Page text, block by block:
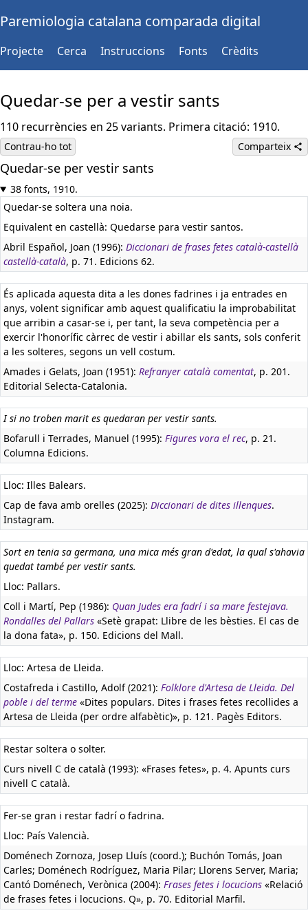
Paremiologia catalana comparada digital
Projecte Cerca Instruccions Fonts Crèdits
Quedar-se per a vestir sants
110 recurrències en 25 variants. Primera citació: 1910.
Contrau-ho tot Comparteix
Castellà:Quedarse para vestir santos (o imágenes)
Quedar-se per vestir sants
38 fonts, 1910.
Quedar-se soltera una noia.
Equivalent en castellà: Quedarse para vestir santos.
Abril Español, Joan (1996): Diccionari de frases fetes català-castellà
castellà-català, p. 71. Edicions 62.
És aplicada aquesta dita a les dones fadrines i ja entrades en
anys, volent significar amb aquest qualificatiu la improbabilitat
que arribin a casar-se i, per tant, la seva competència per a
exercir l'honorífic càrrec de vestir i abillar els sants, sols conferit
a les solteres, segons un vell costum.
Amades i Gelats, Joan (1951): Refranyer català comentat, p. 201.
Editorial Selecta-Catalonia.
I si no troben marit es quedaran per vestir sants.
Bofarull i Terrades, Manuel (1995): Figures vora el rec, p. 21.
Columna Edicions.
Lloc: Illes Balears.
Cap de fava amb orelles (2025): Diccionari de dites illenques.
Instagram.
Sort en tenia sa germana, una mica més gran d'edat, la qual s'ahavia
quedat també per vestir sants.
Lloc: Pallars.
Coll i Martí, Pep (1986): Quan Judes era fadrí i sa mare festejava.
Rondalles del Pallars «Setè grapat: Llibre de les bèsties. El cas de
la dona fata», p. 150. Edicions del Mall.
Lloc: Artesa de Lleida.
Costafreda i Castillo, Adolf (2021): Folklore d'Artesa de Lleida. Del
poble i del terme «Dites populars. Dites i frases fetes recollides a
Artesa de Lleida (per ordre alfabètic)», p. 121. Pagès Editors.
Restar soltera o solter.
Curs nivell C de català (1993): «Frases fetes», p. 4. Apunts curs
nivell C català.
Fer-se gran i restar fadrí o fadrina.
Lloc: País Valencià.
Doménech Zornoza, Josep Lluís (coord.); Buchón Tomás, Joan
Carles; Doménech Rodríguez, Maria Pilar; Llorens Server, Maria;
Cantó Doménech, Verònica (2004): Frases fetes i locucions «Relació
de frases fetes i locucions. Q», p. 70. Editorial Marfil.